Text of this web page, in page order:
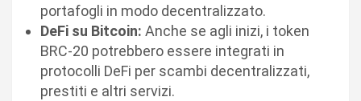
portafogli in modo decentralizzato.
DeFi su Bitcoin: Anche se agli inizi, i token
BRC-20 potrebbero essere integrati in
protocolli DeFi per scambi decentralizzati,
prestiti e altri servizi.